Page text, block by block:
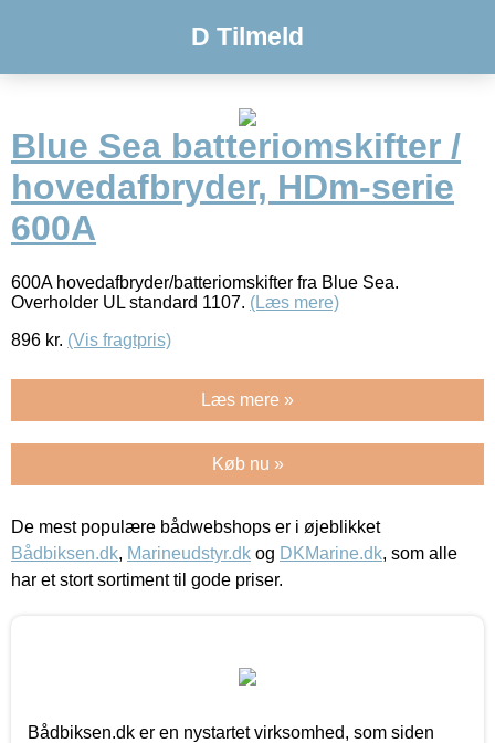
D Tilmeld
Blue Sea batteriomskifter /
hovedafbryder, HDm-serie
600A
600A hovedafbryder/batteriomskifter fra Blue Sea.
Overholder UL standard 1107. (Læs mere)
896 kr. (Vis fragtpris)
Læs mere »
Køb nu »
De mest populære bådwebshops er i øjeblikket
Bådbiksen.dk, Marineudstyr.dk og DKMarine.dk, som alle
har et stort sortiment til gode priser.
Bådbiksen.dk er en nystartet virksomhed, som siden